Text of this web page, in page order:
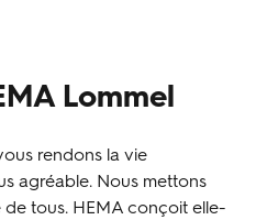
Lommel
rendons la vie
agréable. Nous mettons
tous. HEMA conçoit elle-